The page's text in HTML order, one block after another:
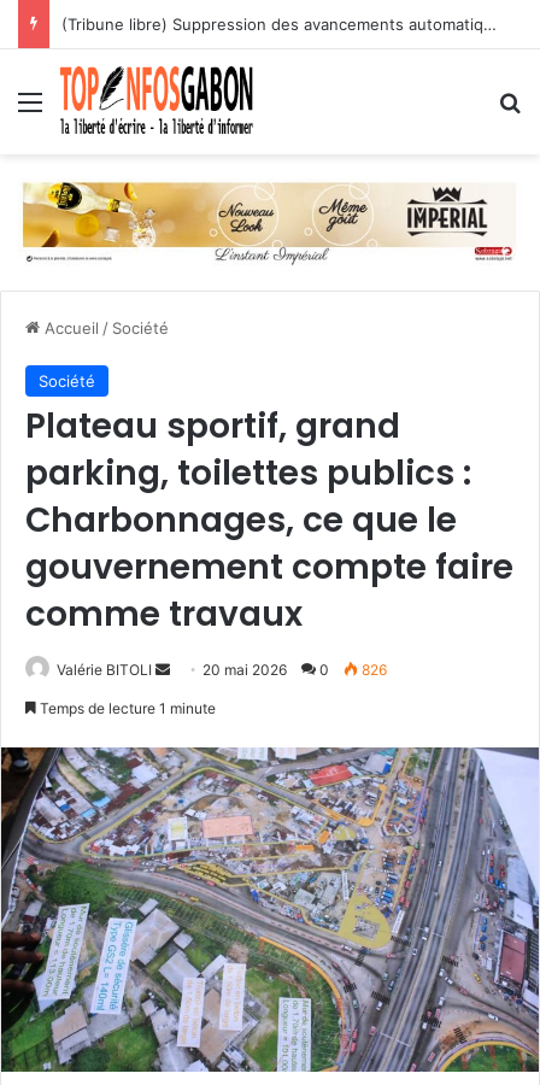
(Tribune libre) Suppression des avancements automatiques : l’assassinat programmé des carrières des agents publics
Menu
Accueil / Société
Société
Plateau sportif, grand
parking, toilettes publics :
Charbonnages, ce que le
gouvernement compte faire
comme travaux
Valérie BITOLI
o
y
e
r
u
n
c
o
u
r
r
i
20 mai 2026 0 826
Temps de lecture 1 minute